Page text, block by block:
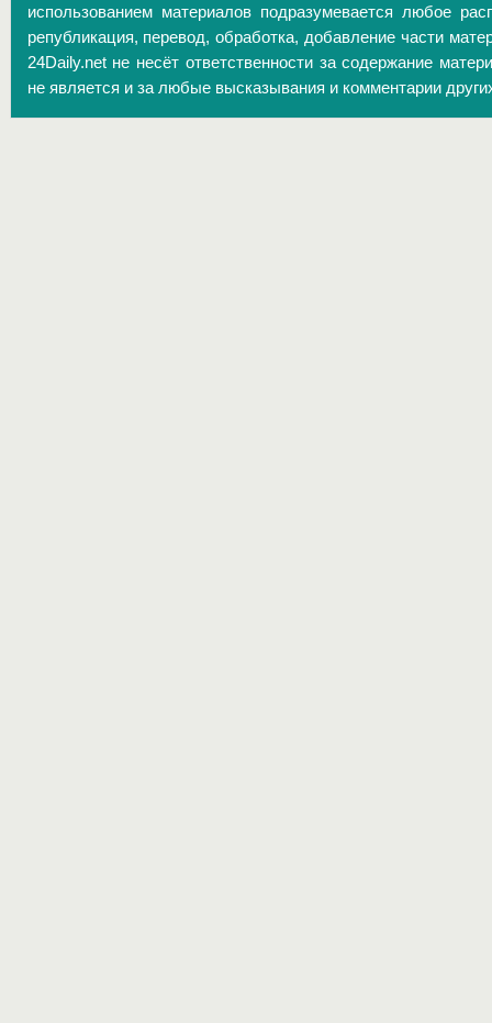
использованием материалов подразумевается любое
републикация, перевод, обработка, добавление части
24Daily.net не несёт ответственности за содержание
не является и за любые высказывания и комментарии